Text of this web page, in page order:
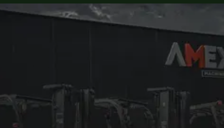
Toneladas: equipos
nuevos